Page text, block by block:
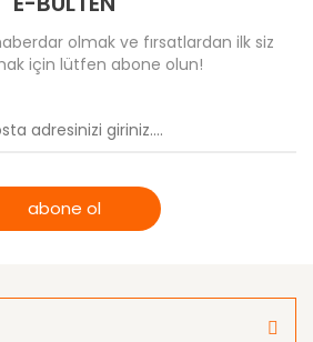
olmak ve fırsatlardan ilk siz
için lütfen abone olun!
abone ol